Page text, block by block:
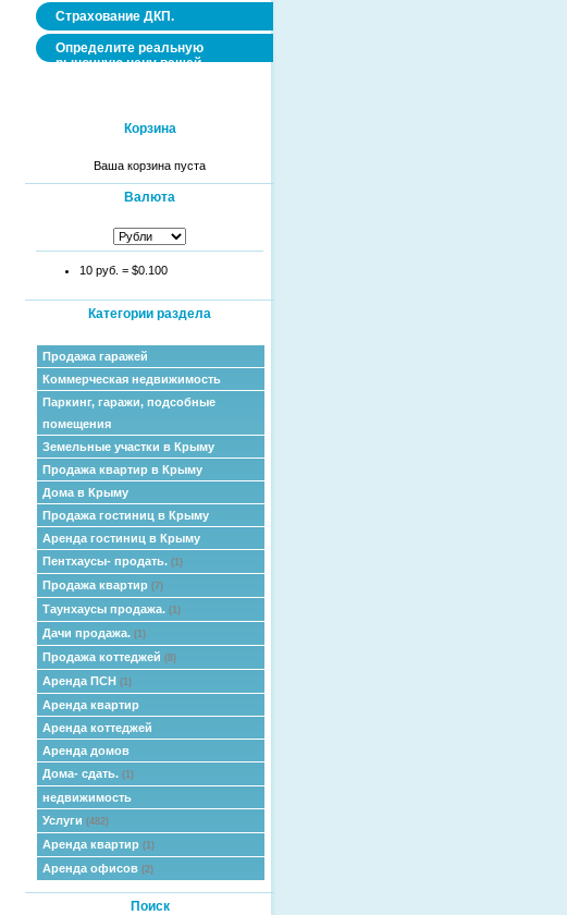
Страхование ДКП.
Определите реальную
рыночную цену вашей
Корзина
Ваша корзина пуста
Валюта
10 руб. = $0.100
Категории раздела
Продажа гаражей
Коммерческая недвижимость
Паркинг, гаражи, подсобные
помещения
Земельные участки в Крыму
Продажа квартир в Крыму
Дома в Крыму
Продажа гостиниц в Крыму
Аренда гостиниц в Крыму
Пентхаусы- продать. (1)
Продажа квартир (7)
Таунхаусы продажа. (1)
Дачи продажа. (1)
Продажа коттеджей (8)
Аренда ПСН (1)
Аренда квартир
Аренда коттеджей
Аренда домов
Дома- сдать. (1)
недвижимость
Услуги (482)
Аренда квартир (1)
Аренда офисов (2)
Поиск